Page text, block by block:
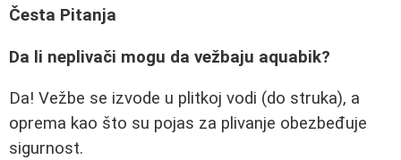
Česta Pitanja
Da li neplivači mogu da vežbaju aquabik?
Da! Vežbe se izvode u plitkoj vodi (do struka), a
oprema kao što su pojas za plivanje obezbeđuje
sigurnost.